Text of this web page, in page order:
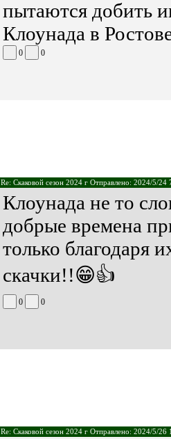
пытаются добить
Клоунада в
0 0
Re: Скаковой сезон 2024 г Отправлено: 2024/5/24
Клоунада не то
добрые времена
только благодаря
скачки!!😁👍
0 0
Re: Скаковой сезон 2024 г Отправлено: 2024/5/26